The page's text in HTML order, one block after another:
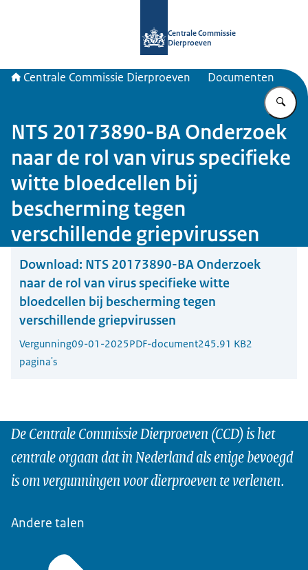
Centrale Commissie
Dierproeven
Centrale Commissie Dierproeven Documenten
NTS 20173890-BA Onderzoek
naar de rol van virus specifieke
witte bloedcellen bij
bescherming tegen
verschillende griepvirussen
Download: NTS 20173890-BA Onderzoek
naar de rol van virus specifieke witte
bloedcellen bij bescherming tegen
verschillende griepvirussen
Vergunning09-01-2025PDF-document245.91 KB2
pagina's
De Centrale Commissie Dierproeven (CCD) is het
centrale orgaan dat in Nederland als enige bevoegd
is om vergunningen voor dierproeven te verlenen.
Andere talen